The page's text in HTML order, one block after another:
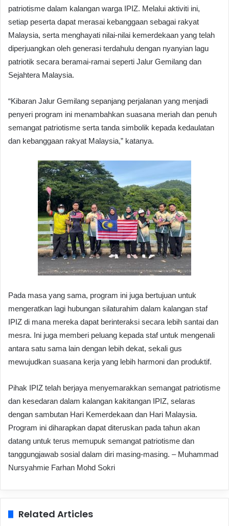
patriotisme dalam kalangan warga IPIZ. Melalui aktiviti ini,
setiap peserta dapat merasai kebanggaan sebagai rakyat
Malaysia, serta menghayati nilai-nilai kemerdekaan yang telah
diperjuangkan oleh generasi terdahulu dengan nyanyian lagu
patriotik secara beramai-ramai seperti Jalur Gemilang dan
Sejahtera Malaysia.
“Kibaran Jalur Gemilang sepanjang perjalanan yang menjadi
penyeri program ini menambahkan suasana meriah dan penuh
semangat patriotisme serta tanda simbolik kepada kedaulatan
dan kebanggaan rakyat Malaysia,” katanya.
Pada masa yang sama, program ini juga bertujuan untuk
mengeratkan lagi hubungan silaturahim dalam kalangan staf
IPIZ di mana mereka dapat berinteraksi secara lebih santai dan
mesra. Ini juga memberi peluang kepada staf untuk mengenali
antara satu sama lain dengan lebih dekat, sekali gus
mewujudkan suasana kerja yang lebih harmoni dan produktif.
Pihak IPIZ telah berjaya menyemarakkan semangat patriotisme
dan kesedaran dalam kalangan kakitangan IPIZ, selaras
dengan sambutan Hari Kemerdekaan dan Hari Malaysia.
Program ini diharapkan dapat diteruskan pada tahun akan
datang untuk terus memupuk semangat patriotisme dan
tanggungjawab sosial dalam diri masing-masing. – Muhammad
Nursyahmie Farhan Mohd Sokri
Related Articles